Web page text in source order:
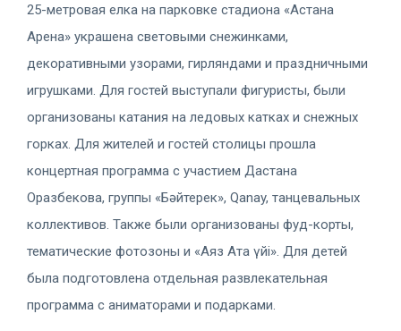
25-метровая елка на парковке стадиона «Астана
Арена» украшена световыми снежинками,
декоративными узорами, гирляндами и праздничными
игрушками. Для гостей выступали фигуристы, были
организованы катания на ледовых катках и снежных
горках. Для жителей и гостей столицы прошла
концертная программа с участием Дастана
Оразбекова, группы «Бәйтерек», Qanay, танцевальных
коллективов. Также были организованы фуд-корты,
тематические фотозоны и «Аяз Ата үйі». Для детей
была подготовлена отдельная развлекательная
программа с аниматорами и подарками.